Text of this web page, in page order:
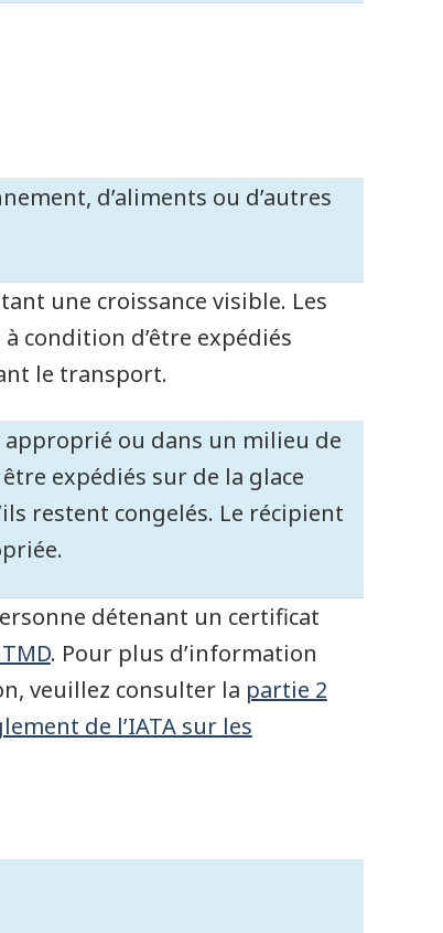
d’aliments ou d’autres
une croissance visible. Les
condition d’être expédiés
le transport.
ou dans un milieu de
expédiés sur de la glace
restent congelés. Le récipient
détenant un certificat
. Pour plus d’information
veuillez consulter la partie 2
de l’IATA sur les